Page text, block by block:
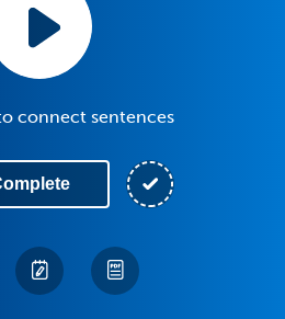
connect sentences